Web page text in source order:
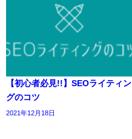
【初心者必見!!】SEOライティン
グのコツ
2021年12月18日